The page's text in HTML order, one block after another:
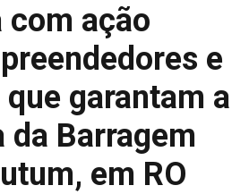
com ação
e
garantam a
da Barragem
em RO